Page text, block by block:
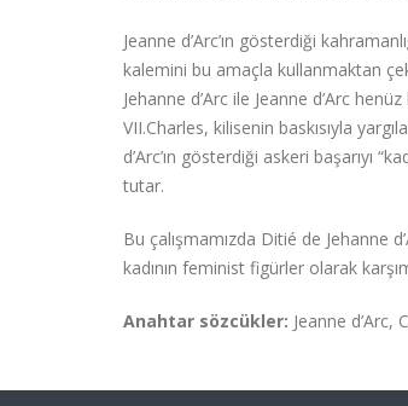
Jeanne d’Arc’ın gösterdiği
kalemini bu amaçla kullanmaktan
Jehanne d’Arc ile Jeanne d’Arc
VII.Charles, kilisenin baskısıyla
d’Arc’ın gösterdiği askeri başarıyı
tutar.
Bu çalışmamızda Ditié de Jehanne
kadının feminist figürler olarak
Anahtar sözcükler: Jeanne d’Arc,